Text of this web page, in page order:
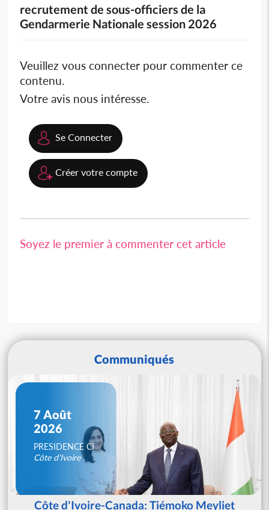
recrutement de sous-officiers de la
Gendarmerie Nationale session 2026
Veuillez vous connecter pour commenter ce
contenu.
Votre avis nous intéresse.
Se Connecter
Créer votre compte
Soyez le premier à commenter cet article
Communiqués
7 Août
2026
PRESIDENCE CI
Côte d'Ivoire
Côte d'Ivoire-Canada: Tiémoko Meyliet